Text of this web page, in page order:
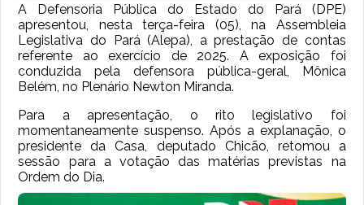
A Defensoria Pública do Estado do Pará (DPE)
apresentou, nesta terça-feira (05), na Assembleia
Legislativa do Pará (Alepa), a prestação de contas
referente ao exercício de 2025. A exposição foi
conduzida pela defensora pública-geral, Mônica
Belém, no Plenário Newton Miranda.
Para a apresentação, o rito legislativo foi
momentaneamente suspenso. Após a explanação, o
presidente da Casa, deputado Chicão, retomou a
sessão para a votação das matérias previstas na
Ordem do Dia.